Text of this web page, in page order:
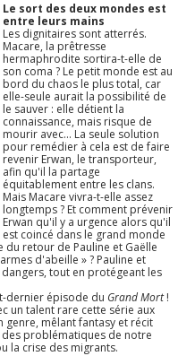
Le sort des deux mondes est
entre leurs mains
Les dignitaires sont atterrés.
Macare, la prêtresse
hermaphrodite sortira-t-elle de
son coma ? Le petit monde est au
bord du chaos le plus total, car
elle-seule aurait la possibilité de
le sauver : elle détient la
connaissance, mais risque de
mourir avec... La seule solution
pour remédier à cela est de faire
revenir Erwan, le transporteur,
afin qu'il la partage
équitablement entre les clans.
Mais Macare vivra-t-elle assez
longtemps ? Et comment prévenir
Erwan qu'il y a urgence alors qu'il
est coincé dans le grand monde
retour de Pauline et Gaëlle
d'abeille » ? Pauline et
tout en protégeant les
dernier épisode du Grand Mort!
un talent rare cette série aux
genre, mêlant fantasy et récit
problématiques de notre
la crise des migrants.